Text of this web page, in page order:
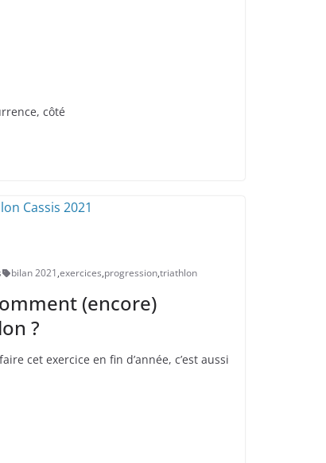
côté
bilan 2021,exercices,progression,triathlon
(encore)
?
cet exercice en fin d’année, c’est aussi